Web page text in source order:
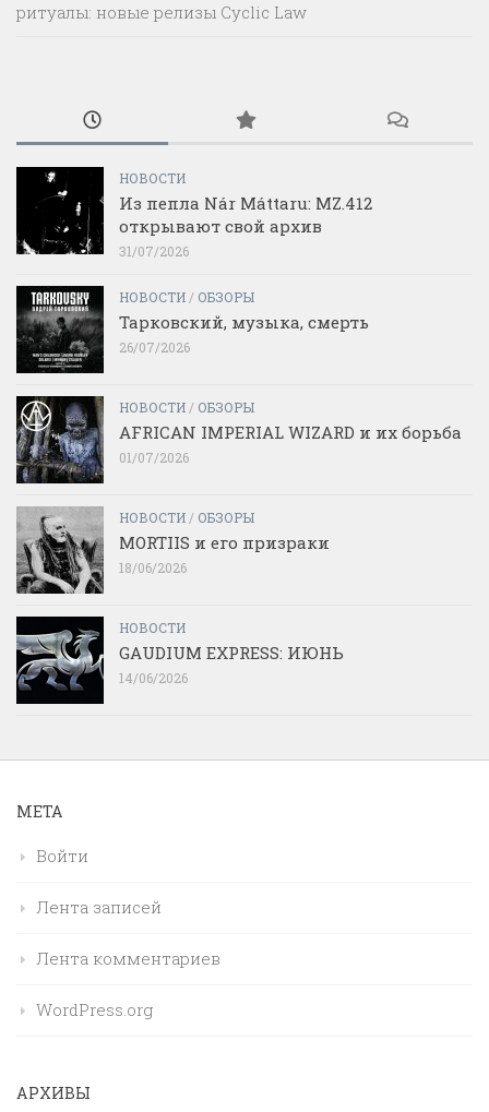
ритуалы: новые релизы Cyclic Law
НОВОСТИ
Из пепла Nár Máttaru: MZ.412
открывают свой архив
31/07/2026
НОВОСТИ / ОБЗОРЫ
Тарковский, музыка, смерть
26/07/2026
НОВОСТИ / ОБЗОРЫ
AFRICAN IMPERIAL WIZARD и их борьба
01/07/2026
НОВОСТИ / ОБЗОРЫ
MORTIIS и его призраки
18/06/2026
НОВОСТИ
GAUDIUM EXPRESS: ИЮНЬ
14/06/2026
МЕТА
Войти
Лента записей
Лента комментариев
WordPress.org
АРХИВЫ